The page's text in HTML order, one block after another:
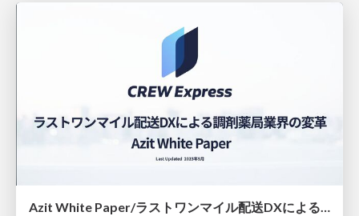
Azit White Paper/ラストワンマイル配送DXによる調剤薬局業界の変革